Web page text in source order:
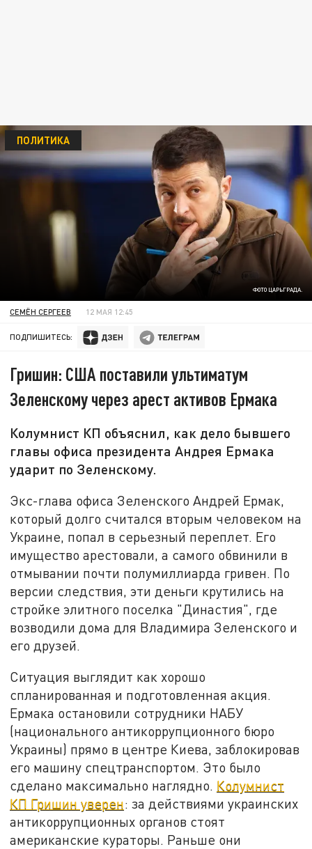
ФОТО ЦАРЬГРАДА.
ПОЛИТИКА
СЕМЁН СЕРГЕЕВ 12 МАЯ 12:45
ПОДПИШИТЕСЬ:
Гришин: США поставили ультиматум
Зеленскому через арест активов Ермака
Колумнист КП объяснил, как дело бывшего
главы офиса президента Андрея Ермака
ударит по Зеленскому.
Экс-глава офиса Зеленского Андрей Ермак,
который долго считался вторым человеком на
Украине, попал в серьезный переплет. Его
имущество арестовали, а самого обвинили в
отмывании почти полумиллиарда гривен. По
версии следствия, эти деньги крутились на
стройке элитного поселка "Династия", где
возводили дома для Владимира Зеленского и
его друзей.
Ситуация выглядит как хорошо
спланированная и подготовленная акция.
Ермака остановили сотрудники НАБУ
(национального антикоррупционного бюро
Украины) прямо в центре Киева, заблокировав
его машину спецтранспортом. Это было
сделано максимально наглядно. Колумнист
КП Гришин уверен: за действиями украинских
антикоррупционных органов стоят
американские кураторы. Раньше они